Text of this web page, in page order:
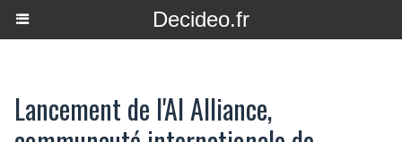
Decideo.fr
Lancement de l'AI Alliance,